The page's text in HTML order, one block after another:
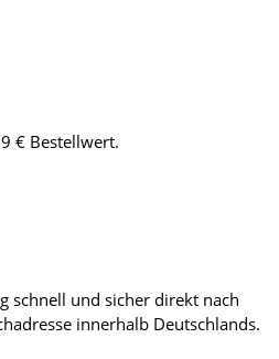
€ Bestellwert.
schnell und sicher direkt nach
innerhalb Deutschlands.